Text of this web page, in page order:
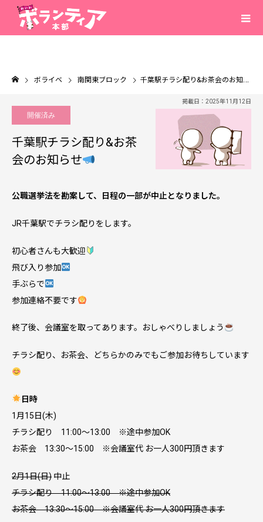
ボライベ 南関東ブロック 千葉駅チラシ配り&お茶会のお知らせ
掲載日：2025年11月12日
開催済み
千葉駅チラシ配り&お茶
会のお知らせ
公職選挙法を勘案して、日程の一部が中止となりました。
JR千葉駅でチラシ配りをします。
初心者さんも大歓迎
飛び入り参加
手ぶらで
参加連絡不要です
終了後、会議室を取ってあります。おしゃべりしましょう
チラシ配り、お茶会、どちらかのみでもご参加お待ちしています
日時
1月15日(木)
チラシ配り 11:00～13:00 ※途中参加OK
お茶会 13:30～15:00 ※会議室代 お一人300円頂きます
2月1日(日) 中止
チラシ配り 11:00～13:00 ※途中参加OK
お茶会 13:30～15:00 ※会議室代 お一人300円頂きます